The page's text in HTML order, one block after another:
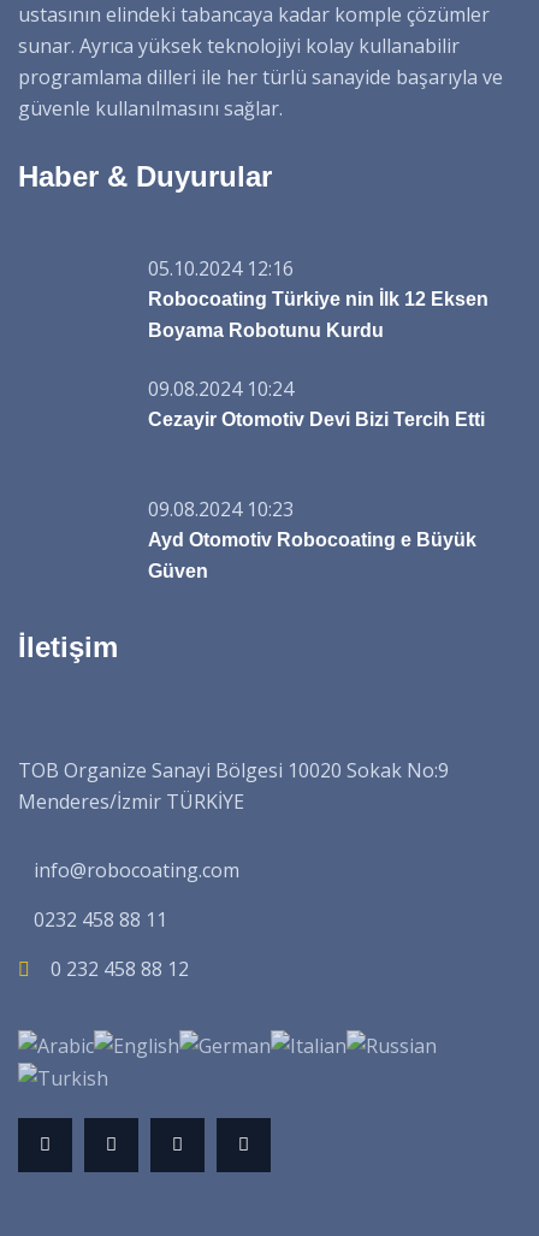
ustasının elindeki tabancaya kadar komple çözümler
sunar. Ayrıca yüksek teknolojiyi kolay kullanabilir
programlama dilleri ile her türlü sanayide başarıyla ve
güvenle kullanılmasını sağlar.
Haber & Duyurular
05.10.2024 12:16
Robocoating Türkiye nin İlk 12 Eksen
Boyama Robotunu Kurdu
09.08.2024 10:24
Cezayir Otomotiv Devi Bizi Tercih Etti
09.08.2024 10:23
Ayd Otomotiv Robocoating e Büyük
Güven
İletişim
TOB Organize Sanayi Bölgesi 10020 Sokak No:9
Menderes/İzmir TÜRKİYE
info@robocoating.com
0232 458 88 11
0 232 458 88 12